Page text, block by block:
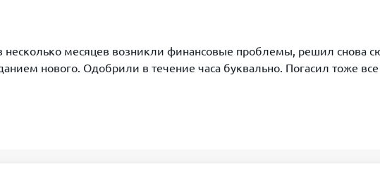
несколько месяцев возникли финансовые проблемы, решил снова
нового. Одобрили в течение часа буквально. Погасил тоже